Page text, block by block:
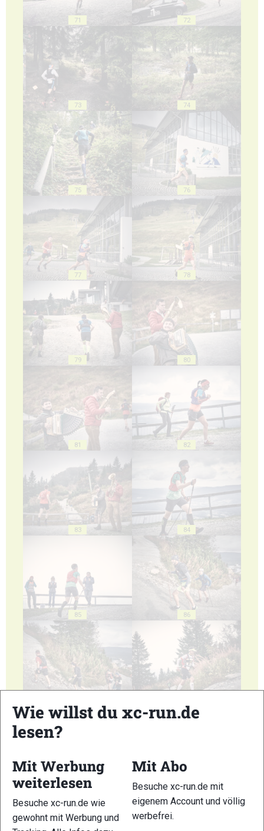
71 72
73 74
75 76
77 78
79 80
81 82
83 84
85 86
89 90
Wie willst du xc-run.de
lesen?
Mit Werbung
weiterlesen
Besuche xc-run.de wie
gewohnt mit Werbung und
Mit Abo
Besuche xc-run.de mit
eigenem Account und völlig
werbefrei.